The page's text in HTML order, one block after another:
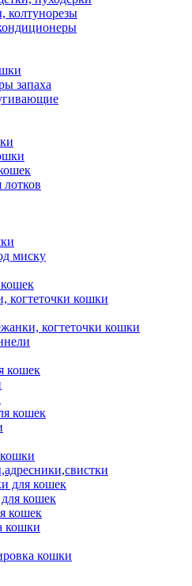
колтунорезы
запаха
миску
когтеточки кошки
когтеточки кошки
кошек
кошек
для кошек
кошек
кошек
кошки
кошки